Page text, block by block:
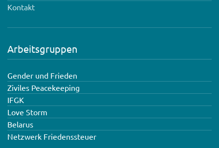
Kontakt
Arbeitsgruppen
Gender und Frieden
Ziviles Peacekeeping
IFGK
Love Storm
Belarus
Netzwerk Friedenssteuer